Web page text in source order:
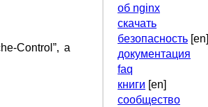
об nginx
скачать
безопасность [en]
документация
faq
книги [en]
сообщество
Control”, а